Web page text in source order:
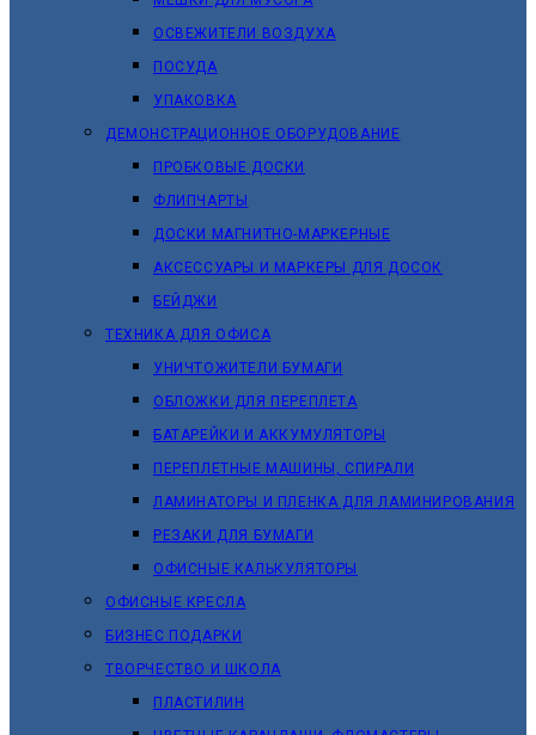
ОСВЕЖИТЕЛИ ВОЗДУХА
ПОСУДА
УПАКОВКА
ДЕМОНСТРАЦИОННОЕ ОБОРУДОВАНИЕ
ПРОБКОВЫЕ ДОСКИ
ФЛИПЧАРТЫ
ДОСКИ МАГНИТНО-МАРКЕРНЫЕ
АКСЕССУАРЫ И МАРКЕРЫ ДЛЯ ДОСОК
БЕЙДЖИ
ТЕХНИКА ДЛЯ ОФИСА
УНИЧТОЖИТЕЛИ БУМАГИ
ОБЛОЖКИ ДЛЯ ПЕРЕПЛЕТА
БАТАРЕЙКИ И АККУМУЛЯТОРЫ
ПЕРЕПЛЕТНЫЕ МАШИНЫ, СПИРАЛИ
ЛАМИНАТОРЫ И ПЛЕНКА ДЛЯ ЛАМИНИРОВАНИЯ
РЕЗАКИ ДЛЯ БУМАГИ
ОФИСНЫЕ КАЛЬКУЛЯТОРЫ
ОФИСНЫЕ КРЕСЛА
БИЗНЕС ПОДАРКИ
ТВОРЧЕСТВО И ШКОЛА
ПЛАСТИЛИН